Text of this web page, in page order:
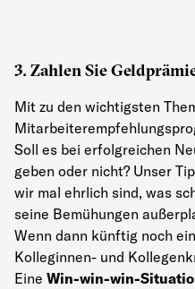
3. Zahlen Sie
Mit zu den wichtigsten
Soll es bei erfolgreichen
geben oder nicht? Unser
wir mal ehrlich sind, was
seine Bemühungen
Wenn dann künftig noch
Kolleginnen- und
Eine Win-win-win-